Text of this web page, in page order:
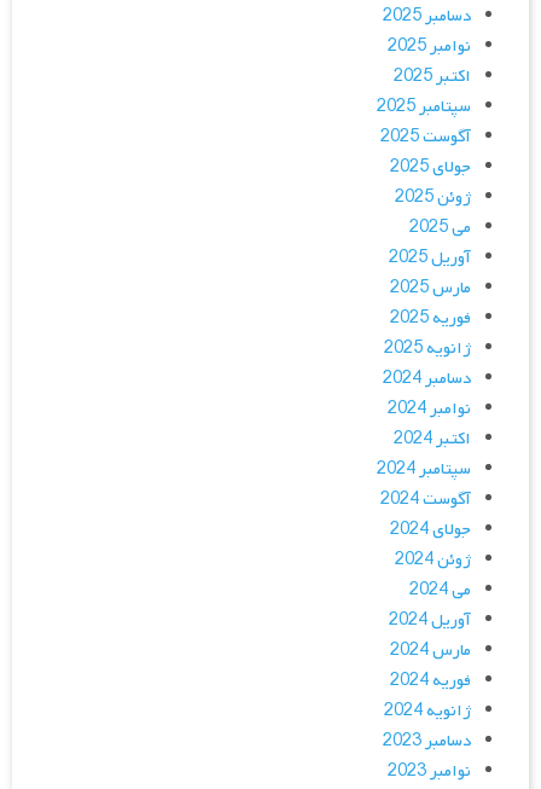
دسامبر 2025
نوامبر 2025
اکتبر 2025
سپتامبر 2025
آگوست 2025
جولای 2025
ژوئن 2025
می 2025
آوریل 2025
مارس 2025
فوریه 2025
ژانویه 2025
دسامبر 2024
نوامبر 2024
اکتبر 2024
سپتامبر 2024
آگوست 2024
جولای 2024
ژوئن 2024
می 2024
آوریل 2024
مارس 2024
فوریه 2024
ژانویه 2024
دسامبر 2023
نوامبر 2023